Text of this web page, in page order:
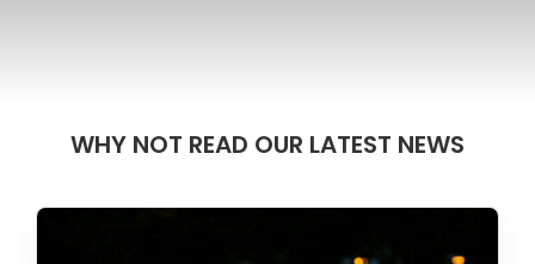
WHY NOT READ OUR LATEST NEWS